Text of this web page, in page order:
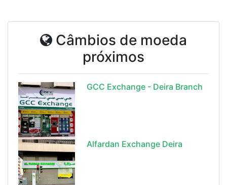
Câmbios de moeda
próximos
GCC Exchange - Deira Branch
Alfardan Exchange Deira